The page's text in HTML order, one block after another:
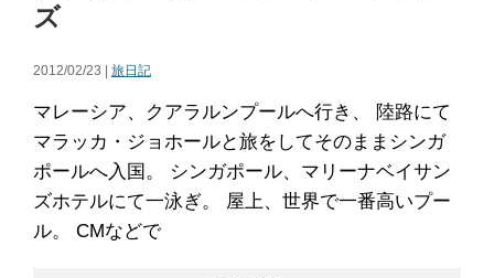
ズ
2012/02/23 | 旅日記
マレーシア、クアラルンプールへ行き、 陸路にて
マラッカ・ジョホールと旅をしてそのままシンガ
ポールへ入国。 シンガポール、マリーナベイサン
ズホテルにて一泳ぎ。 屋上、世界で一番高いプー
ル。 CMなどで